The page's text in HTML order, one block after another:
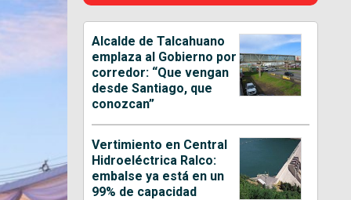
Alcalde de Talcahuano
emplaza al Gobierno por
corredor: “Que vengan
desde Santiago, que
conozcan”
Vertimiento en Central
Hidroeléctrica Ralco:
embalse ya está en un
99% de capacidad